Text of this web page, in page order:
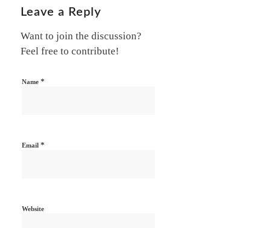
Leave a Reply
Want to join the discussion?
Feel free to contribute!
Name *
Email *
Website